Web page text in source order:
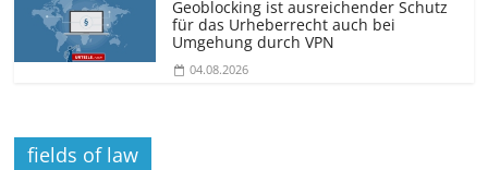
Geoblocking ist ausreichender Schutz
für das Urheberrecht auch bei
Umgehung durch VPN
04.08.2026
fields of law